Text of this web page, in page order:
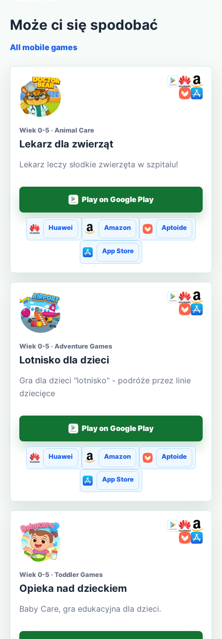
Może ci się spodobać
All mobile games
Wiek 0-5 · Animal Care
Lekarz dla zwierząt
Lekarz leczy słodkie zwierzęta w szpitalu!
Play on Google Play
Huawei Amazon Aptoide
App Store
Wiek 0-5 · Adventure Games
Lotnisko dla dzieci
Gra dla dzieci "lotnisko" - podróże przez linie
dziecięce
Play on Google Play
Huawei Amazon Aptoide
App Store
Wiek 0-5 · Toddler Games
Opieka nad dzieckiem
Baby Care, gra edukacyjna dla dzieci.